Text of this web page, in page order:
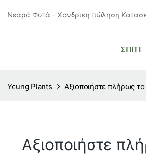
Νεαρά Φυτά - Χονδρική πώληση
ΣΠΊΤΙ
Young Plants Αξιοποιήστε πλήρως
Αξιοποιήστε